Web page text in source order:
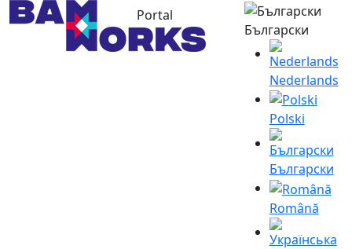
Portal
Български
Nederlands
Polski
Български
Română